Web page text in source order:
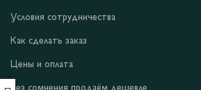
Условия сотрудничества
Как сделать заказ
Цены и оплата